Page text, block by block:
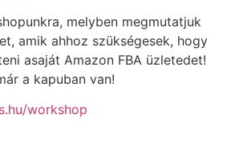
melyben megmutatjuk
amik ahhoz szükségesek, hogy
asaját Amazon FBA üzletedet!
a kapuban van!
workshop